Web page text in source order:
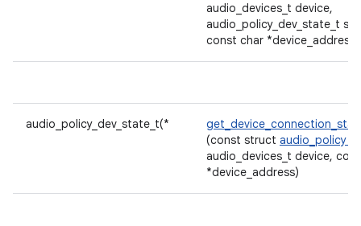
audio_devices_t device,
audio_policy_dev_state_t
const char *device_address)
audio_policy_dev_state_t(*
(const struct audio_policy
audio_devices_t device,
*device_address)